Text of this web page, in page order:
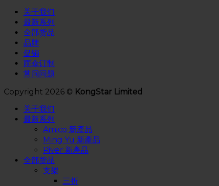
关于我们
最新系列
全部货品
品牌
促销
雨伞订制
常问问题
Copyright 2026 © KongStar Limited
关于我们
最新系列
Amico 新產品
Ming Yu 新產品
River 新產品
全部货品
支架
三折